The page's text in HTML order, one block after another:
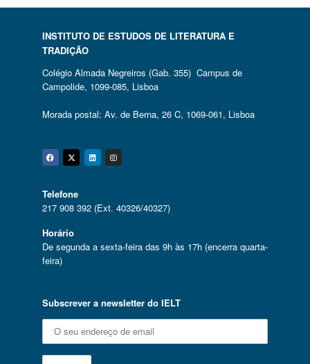
INSTITUTO DE ESTUDOS DE LITERATURA E
TRADIÇÃO
Colégio Almada Negreiros (Gab. 355) Campus de
Campolide, 1099-085, Lisboa
Morada postal: Av. de Berna, 26 C, 1069-061, Lisboa
Facebook
Twitter
Linkedin
Instagram
Telefone
217 908 392 (Ext. 40326/40327)
Horário
De segunda a sexta-feira das 9h às 17h (encerra quarta-
feira)
Subscrever a newsletter do IELT